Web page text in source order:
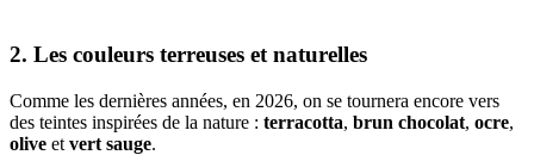
2. Les couleurs terreuses et naturelles
Comme les dernières années, en 2026, on se tournera encore vers
des teintes inspirées de la nature : terracotta, brun chocolat, ocre,
olive et vert sauge.